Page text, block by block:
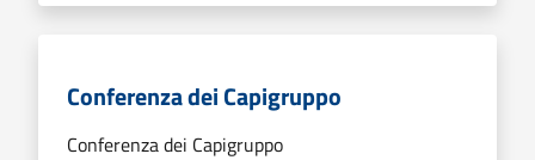
Conferenza dei Capigruppo
Conferenza dei Capigruppo